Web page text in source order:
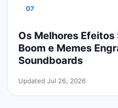
07
Os Melhores
Boom e Memes
Soundboards
Updated Jul 26, 2026